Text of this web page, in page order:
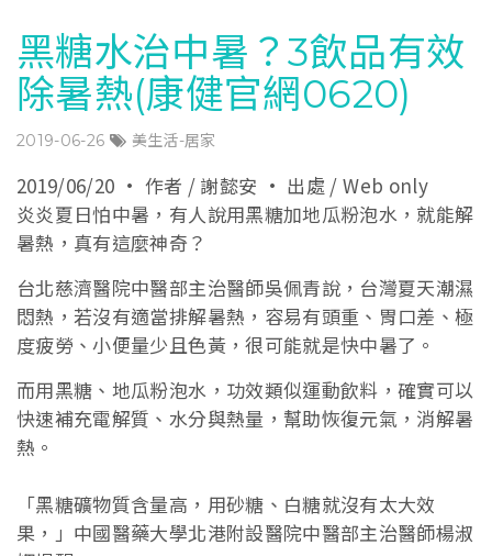
黑糖水治中暑？3飲品有效
除暑熱(康健官網0620)
2019-06-26 美生活-居家
2019/06/20 · 作者 / 謝懿安 · 出處 / Web only
炎炎夏日怕中暑，有人說用黑糖加地瓜粉泡水，就能解
暑熱，真有這麼神奇？
台北慈濟醫院中醫部主治醫師吳佩青說，台灣夏天潮濕
悶熱，若沒有適當排解暑熱，容易有頭重、胃口差、極
度疲勞、小便量少且色黃，很可能就是快中暑了。
而用黑糖、地瓜粉泡水，功效類似運動飲料，確實可以
快速補充電解質、水分與熱量，幫助恢復元氣，消解暑
熱。
「黑糖礦物質含量高，用砂糖、白糖就沒有太大效
果，」中國醫藥大學北港附設醫院中醫部主治醫師楊淑